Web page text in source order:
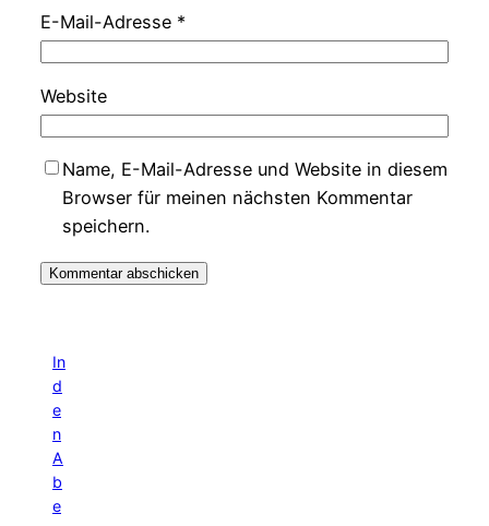
E-Mail-Adresse *
Website
Name, E-Mail-Adresse und Website in diesem
Browser für meinen nächsten Kommentar
speichern.
In
d
e
n
A
b
e